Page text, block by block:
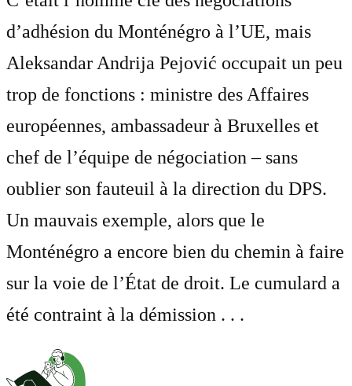
d’adhésion du Monténégro à l’UE, mais
Aleksandar Andrija Pejović occupait un peu
trop de fonctions : ministre des Affaires
européennes, ambassadeur à Bruxelles et
chef de l’équipe de négociation – sans
oublier son fauteuil à la direction du DPS.
Un mauvais exemple, alors que le
Monténégro a encore bien du chemin à faire
sur la voie de l’État de droit. Le cumulard a
été contraint à la démission . . .